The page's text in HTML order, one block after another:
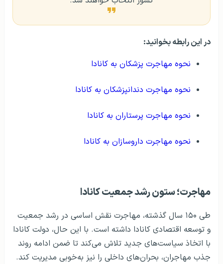
در این رابطه بخوانید:
نحوه مهاجرت پزشکان به کانادا
نحوه مهاجرت دندانپزشکان به کانادا
نحوه مهاجرت پرستاران به کانادا
نحوه مهاجرت داروسازان به کانادا
مهاجرت؛ ستون رشد جمعیت کانادا
طی ۱۵۰ سال گذشته، مهاجرت نقش اساسی در رشد جمعیت
و توسعه اقتصادی کانادا داشته است. با این حال، دولت کانادا
با اتخاذ سیاست‌های جدید تلاش می‌کند تا ضمن ادامه روند
جذب مهاجران، بحران‌های داخلی را نیز به‌خوبی مدیریت کند.